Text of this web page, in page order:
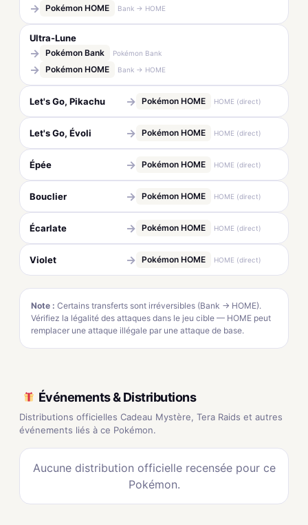
→ Pokémon HOME Bank → HOME
Ultra-Lune
→ Pokémon Bank Pokémon Bank
→ Pokémon HOME Bank → HOME
Let's Go, Pikachu → Pokémon HOME HOME (direct)
Let's Go, Évoli → Pokémon HOME HOME (direct)
Épée → Pokémon HOME HOME (direct)
Bouclier → Pokémon HOME HOME (direct)
Écarlate → Pokémon HOME HOME (direct)
Violet → Pokémon HOME HOME (direct)
Note : Certains transferts sont irréversibles (Bank → HOME).
Vérifiez la légalité des attaques dans le jeu cible — HOME peut
remplacer une attaque illégale par une attaque de base.
Événements & Distributions
Distributions officielles Cadeau Mystère, Tera Raids et autres
événements liés à ce Pokémon.
Aucune distribution officielle recensée pour ce
Pokémon.